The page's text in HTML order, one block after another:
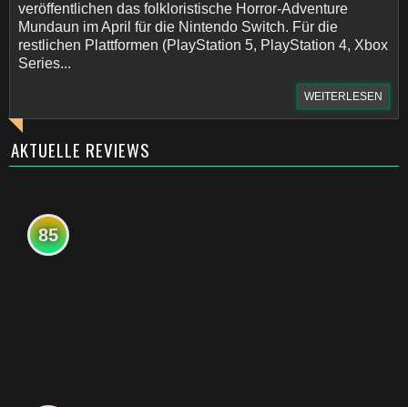
veröffentlichen das folkloristische Horror-Adventure
Mundaun im April für die Nintendo Switch. Für die
restlichen Plattformen (PlayStation 5, PlayStation 4, Xbox
Series...
WEITERLESEN
AKTUELLE REVIEWS
85